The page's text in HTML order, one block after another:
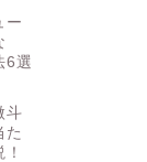
ー
6選
斗
た